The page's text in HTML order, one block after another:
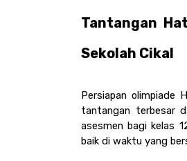
Tantangan
Sekolah Cikal
Persiapan olimpiade
tantangan terbesar
asesmen bagi kelas
baik di waktu yang